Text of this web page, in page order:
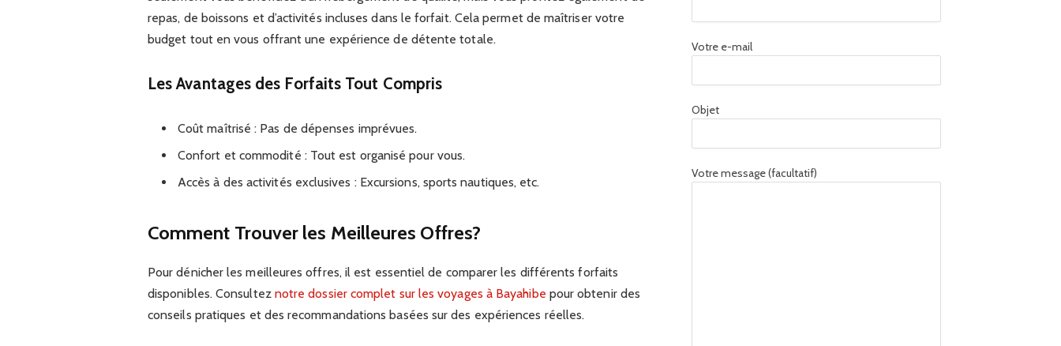
repas, de boissons et d’activités incluses dans le forfait. Cela permet de maîtriser votre
budget tout en vous offrant une expérience de détente totale.
Les Avantages des Forfaits Tout Compris
Coût maîtrisé : Pas de dépenses imprévues.
Confort et commodité : Tout est organisé pour vous.
Accès à des activités exclusives : Excursions, sports nautiques, etc.
Comment Trouver les Meilleures Offres?
Pour dénicher les meilleures offres, il est essentiel de comparer les différents forfaits
disponibles. Consultez notre dossier complet sur les voyages à Bayahibe pour obtenir des
conseils pratiques et des recommandations basées sur des expériences réelles.
Votre e-mail
Objet
Votre message (facultatif)